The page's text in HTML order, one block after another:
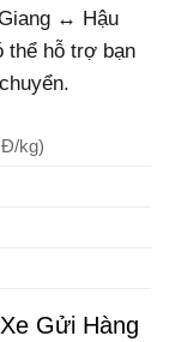
↔ Hậu
thể hỗ trợ bạn
kg)
Gửi Hàng